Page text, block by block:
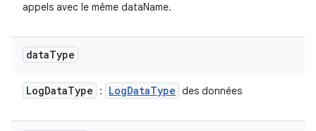
appels avec le même dataName.
dataType
LogDataType : LogDataType des données